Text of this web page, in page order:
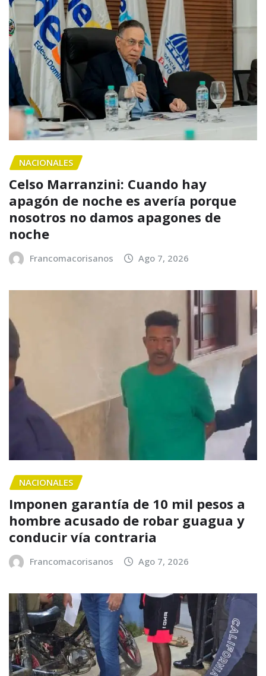
NACIONALES
Celso Marranzini: Cuando hay
apagón de noche es avería porque
nosotros no damos apagones de
noche
Francomacorisanos Ago 7, 2026
NACIONALES
Imponen garantía de 10 mil pesos a
hombre acusado de robar guagua y
conducir vía contraria
Francomacorisanos Ago 7, 2026